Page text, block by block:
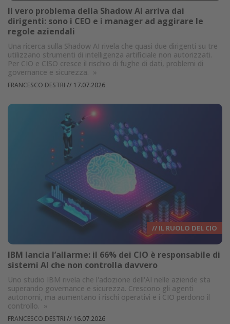
Il vero problema della Shadow AI arriva dai
dirigenti: sono i CEO e i manager ad aggirare le
regole aziendali
Una ricerca sulla Shadow AI rivela che quasi due dirigenti su tre
utilizzano strumenti di intelligenza artificiale non autorizzati.
Per CIO e CISO cresce il rischio di fughe di dati, problemi di
governance e sicurezza. »
FRANCESCO DESTRI // 17.07.2026
// IL RUOLO DEL CIO
IBM lancia l’allarme: il 66% dei CIO è responsabile di
sistemi AI che non controlla davvero
Uno studio IBM rivela che l'adozione dell'AI nelle aziende sta
superando governance e sicurezza. Crescono gli agenti
autonomi, ma aumentano i rischi operativi e i CIO perdono il
controllo. »
FRANCESCO DESTRI // 16.07.2026